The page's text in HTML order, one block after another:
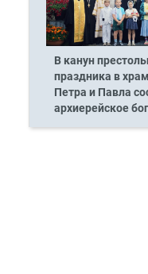
В канун
праздника в
Петра и Павла
архиерейское